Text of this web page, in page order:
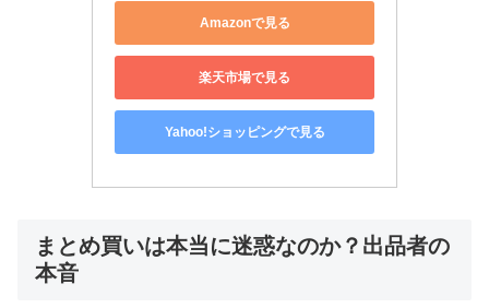
Amazonで見る
楽天市場で見る
Yahoo!ショッピングで見る
まとめ買いは本当に迷惑なのか？出品者の
本音